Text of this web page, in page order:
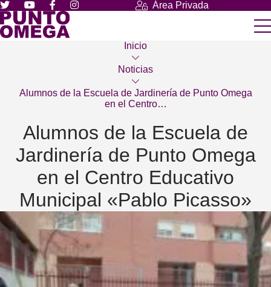
Área Privada
Inicio
Noticias
Alumnos de la Escuela de Jardinería de Punto Omega
en el Centro…
Alumnos de la Escuela de
Jardinería de Punto Omega
en el Centro Educativo
Municipal «Pablo Picasso»